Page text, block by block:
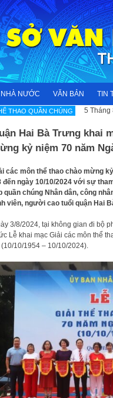
NƯỚC VĂN BẢN TIN
THAO QUẦN CHÚNG 5 Tháng
Hai Bà Trưng khai
kỷ niệm 70 năm
các môn thể thao chào mừng
đến ngày 10/10/2024 với sự
quần chúng Nhân dân, công
viên, người cao tuổi quận Hai
3/8/2024, tại không gian đi bộ
Lễ khai mạc Giải các môn thể
10/1954 – 10/10/2024).